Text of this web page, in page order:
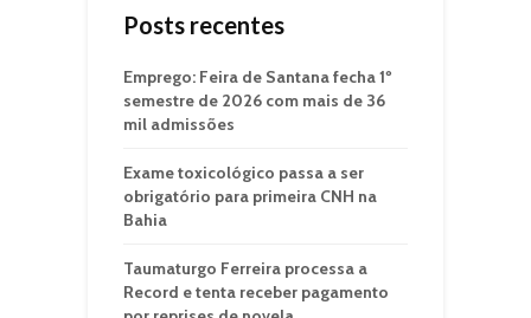
Posts recentes
Emprego: Feira de Santana fecha 1º
semestre de 2026 com mais de 36
mil admissões
Exame toxicológico passa a ser
obrigatório para primeira CNH na
Bahia
Taumaturgo Ferreira processa a
Record e tenta receber pagamento